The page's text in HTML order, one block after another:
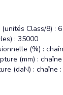
Class/8) : 6
: 35000
(%) :
(mm) :
(daN) : chaîne